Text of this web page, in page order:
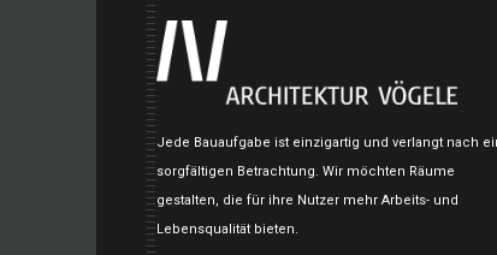
Jede Bauaufgabe ist einzigartig und verlangt nach
sorgfältigen Betrachtung. Wir möchten Räume
gestalten, die für ihre Nutzer mehr Arbeits- und
Lebensqualität bieten.